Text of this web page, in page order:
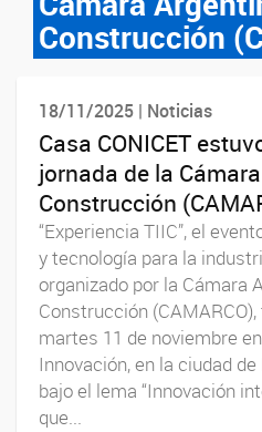
Construcción
18/11/2025 | Noticias
Casa CONICET
jornada de la
Construcción
“Experiencia TIIC”, el
y tecnología para la
organizado por la Cámara
Construcción
martes 11 de noviembre
Innovación, en la ciudad
bajo el lema “Innovación
que...